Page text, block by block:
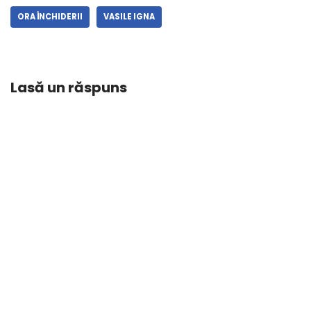
ORA ÎNCHIDERII VASILE IGNA
Lasă un răspuns